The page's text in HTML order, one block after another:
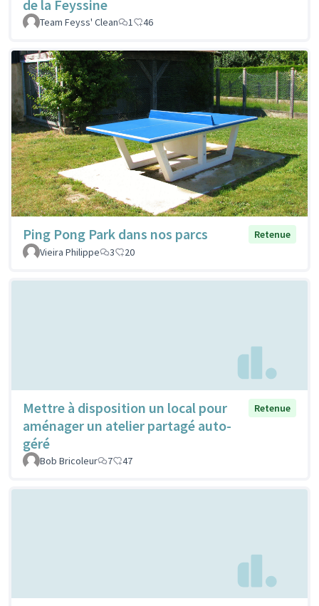
de la Feyssine
Team Feyss' Clean 1 46
Ping Pong Park dans nos parcs
Retenue
Vieira Philippe
3 20
Mettre à disposition un local pour
aménager un atelier partagé auto-
géré
Retenue
Bob Bricoleur 7 47